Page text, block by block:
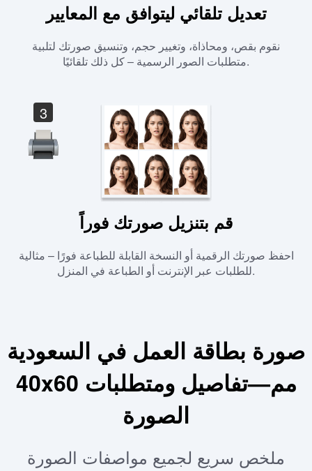
تعديل تلقائي ليتوافق مع المعايير
نقوم بقص، ومحاذاة، وتغيير حجم، وتنسيق صورتك لتلبية
متطلبات الصور الرسمية – كل ذلك تلقائيًا.
3
قم بتنزيل صورتك فوراً
احفظ صورتك الرقمية أو النسخة القابلة للطباعة فورًا – مثالية
للطلبات عبر الإنترنت أو الطباعة في المنزل.
صورة بطاقة العمل في السعودية
40x60 مم—تفاصيل ومتطلبات
الصورة
ملخص سريع لجميع مواصفات الصورة